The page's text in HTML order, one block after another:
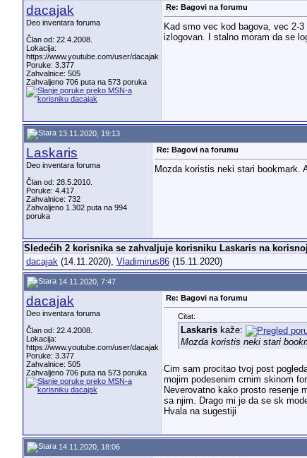
dacajak
Deo inventara foruma
Član od: 22.4.2008.
Lokacija:
https://www.youtube.com/user/dacajak
Poruke: 3.377
Zahvalnice: 505
Zahvaljeno 706 puta na 573 poruka
Re: Bagovi na forumu
Kad smo vec kod bagova, vec 2-
izlogovan. I stalno moram da se
13.11.2020, 19:13
Laskaris
Deo inventara foruma
Član od: 28.5.2010.
Poruke: 4.417
Zahvalnice: 732
Zahvaljeno 1.302 puta na 994
poruka
Re: Bagovi na forumu
Mozda koristis neki stari bookmark.
Sledećih 2 korisnika se zahvaljuje korisniku Laskaris na
dacajak(14.11.2020), Vladimirus86(15.11.2020)
14.11.2020, 7:47
dacajak
Deo inventara foruma
Član od: 22.4.2008.
Lokacija:
https://www.youtube.com/user/dacajak
Poruke: 3.377
Zahvalnice: 505
Zahvaljeno 706 puta na 573 poruka
Re: Bagovi na forumu
Citat:
Laskariskaže:
Mozda koristis neki stari
Cim sam procitao tvoj post
mojim podesenim crnim skinom
Neverovatno kako prosto resenje
sa njim. Drago mi je da se sk
Hvala na sugestiji
14.11.2020, 18:06